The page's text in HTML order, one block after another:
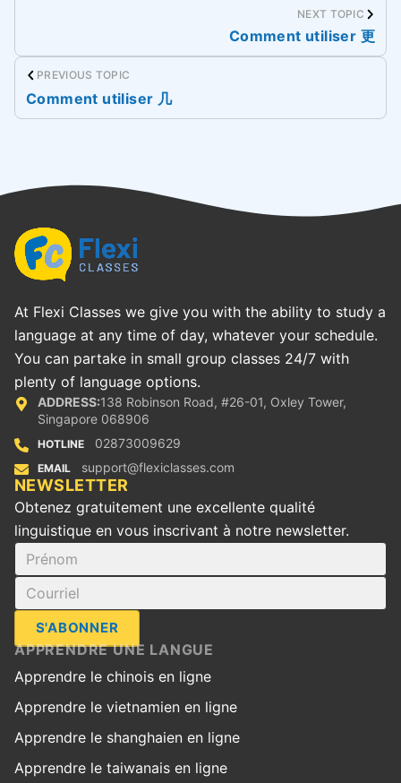
NEXT TOPIC
Comment utiliser 更
PREVIOUS TOPIC
Comment utiliser 几
At Flexi Classes we give you with the ability to study a
language at any time of day, whatever your schedule.
You can partake in small group classes 24/7 with
plenty of language options.
ADDRESS:138 Robinson Road, #26-01, Oxley Tower,
Singapore 068906
HOTLINE 02873009629
EMAIL support@flexiclasses.com
‪NEWSLETTER
Obtenez gratuitement une excellente qualité
linguistique en vous inscrivant à notre newsletter.
S'ABONNER
APPRENDRE UNE LANGUE
Apprendre le chinois en ligne
Apprendre le vietnamien en ligne
Apprendre le shanghaien en ligne
Apprendre le taiwanais en ligne